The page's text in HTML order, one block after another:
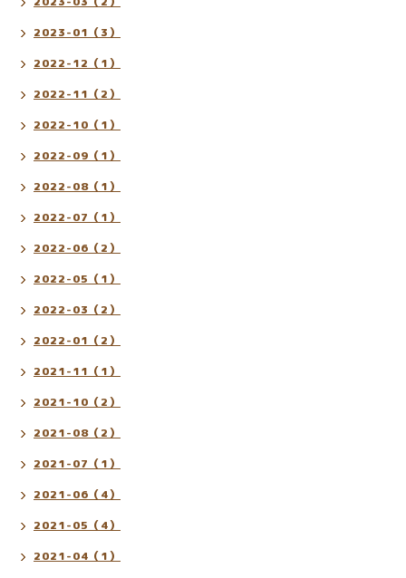
2023-01（3）
2022-12（1）
2022-11（2）
2022-10（1）
2022-09（1）
2022-08（1）
2022-07（1）
2022-06（2）
2022-05（1）
2022-03（2）
2022-01（2）
2021-11（1）
2021-10（2）
2021-08（2）
2021-07（1）
2021-06（4）
2021-05（4）
2021-04（1）